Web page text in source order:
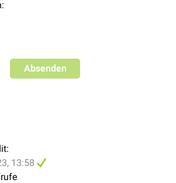
Absenden
13:58